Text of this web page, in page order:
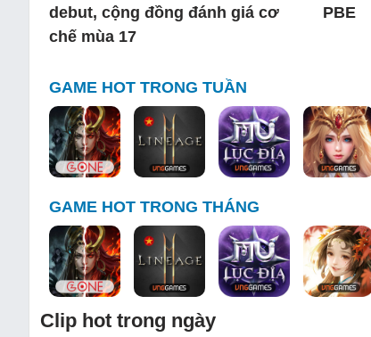
debut, cộng đồng đánh giá cơ
chế mùa 17
PBE
GAME HOT TRONG TUẦN
GAME HOT TRONG THÁNG
Clip hot trong ngày